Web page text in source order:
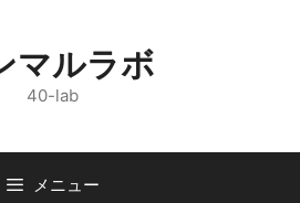
マルラボ
40-lab
メニュー